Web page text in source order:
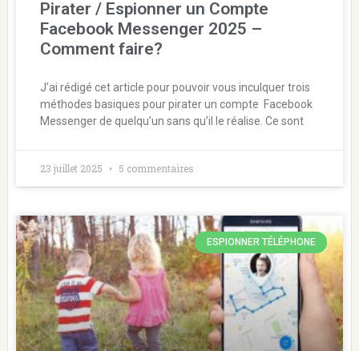
Pirater / Espionner un Compte
Facebook Messenger 2025 –
Comment faire?
J’ai rédigé cet article pour pouvoir vous inculquer trois
méthodes basiques pour pirater un compte Facebook
Messenger de quelqu’un sans qu’il le réalise. Ce sont
23 juillet 2025 5 commentaires
ESPIONNER TÉLÉPHONE